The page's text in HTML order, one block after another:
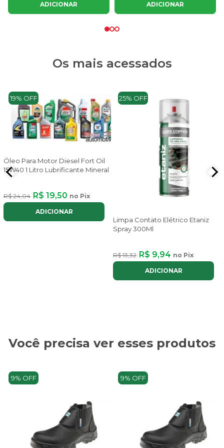
ADICIONAR ADICIONAR
Os mais acessados
19% OFF
Óleo Para Motor Diesel Fort Oil
15W40 1 Litro Lubrificante Mineral
R$ 24,04 R$ 19,50 no Pix
ADICIONAR
25% OFF
Limpa Contato Elétrico Etaniz
Spray 300Ml
R$ 13,32 R$ 9,94 no Pix
ADICIONAR
Você precisa ver esses produtos
9% OFF 9% OFF